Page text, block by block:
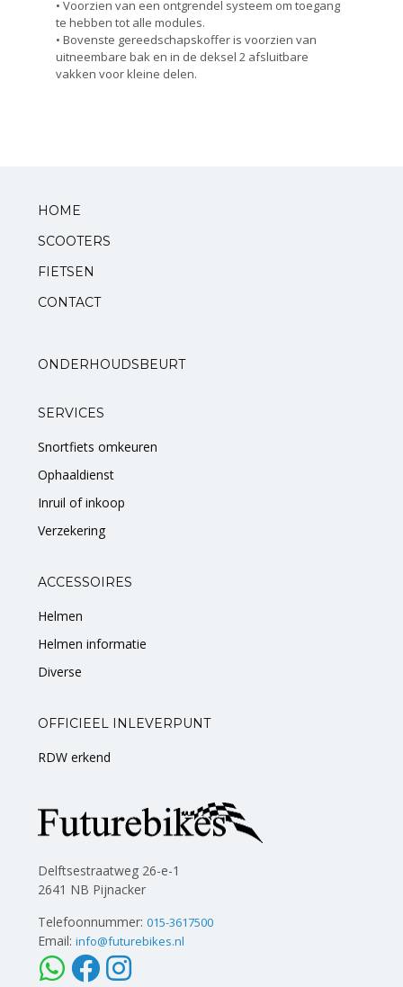
• Voorzien van een ontgrendel systeem om toegang
te hebben tot alle modules.
• Bovenste gereedschapskoffer is voorzien van
uitneembare bak en in de deksel 2 afsluitbare
vakken voor kleine delen.
HOME
SCOOTERS
FIETSEN
CONTACT
ONDERHOUDSBEURT
SERVICES
Snortfiets omkeuren
Ophaaldienst
Inruil of inkoop
Verzekering
ACCESSOIRES
Helmen
Helmen informatie
Diverse
OFFICIEEL INLEVERPUNT
RDW erkend
Delftsestraatweg 26-e-1
2641 NB Pijnacker
Telefoonnummer: 015-3617500
Email: info@futurebikes.nl